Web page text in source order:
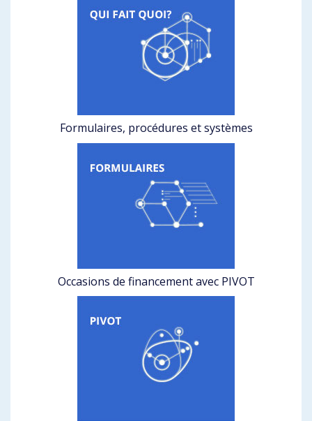
Formulaires, procédures et systèmes
Occasions de financement avec PIVOT